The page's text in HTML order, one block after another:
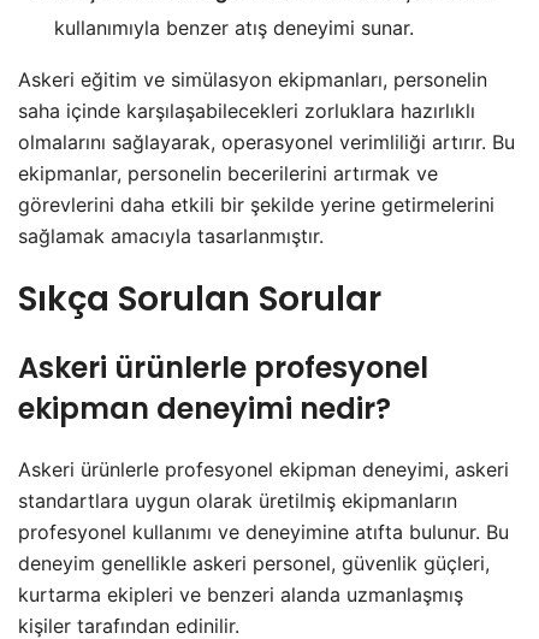
kullanımıyla benzer atış deneyimi sunar.
Askeri eğitim ve simülasyon ekipmanları, personelin
saha içinde karşılaşabilecekleri zorluklara hazırlıklı
olmalarını sağlayarak, operasyonel verimliliği artırır. Bu
ekipmanlar, personelin becerilerini artırmak ve
görevlerini daha etkili bir şekilde yerine getirmelerini
sağlamak amacıyla tasarlanmıştır.
Sıkça Sorulan Sorular
Askeri ürünlerle profesyonel
ekipman deneyimi nedir?
Askeri ürünlerle profesyonel ekipman deneyimi, askeri
standartlara uygun olarak üretilmiş ekipmanların
profesyonel kullanımı ve deneyimine atıfta bulunur. Bu
deneyim genellikle askeri personel, güvenlik güçleri,
kurtarma ekipleri ve benzeri alanda uzmanlaşmış
kişiler tarafından edinilir.